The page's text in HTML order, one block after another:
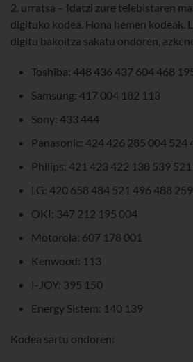
2. urratsa – Idatzi zure telebistaren
digituko kodea. Hona hemen kodeak.
digitu bakoitza sakatu ondoren,
Toshiba: 448 436 437 604 468
Samsung: 417 004 182 113
Sony: 433 444
Panasonic: 424 426 285 004 524
Philips: 421 423 422 138 539
LG: 420 658 484 521 496 488 259
OKI: 347 212 195 004
Motorola: 607 178 001
Kenwood: 113
I-JOY: 395 150
Energy Sistem: 140 139
Kodea sartu ondoren: